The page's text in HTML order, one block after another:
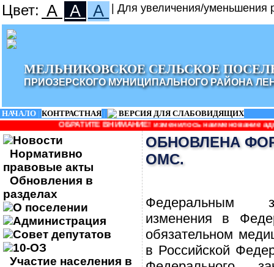
Цвет: A A A | Для увеличения/
МЕЛЬНИКОВСКОЕ СЕЛЬСКОЕ
ПРИОЗЕРСКОГО МУНИЦИПАЛЬНОГО РАЙОНА
НАЧАЛО | КОНТРАСТНАЯ |
ВЕРСИЯ ДЛЯ СЛАБОВИДЯЩИХ
ВНИМАНИЕ! изменилось наименование администрации:
Новости
Нормативно
правовые акты
Обновления в
разделах
О поселении
Администрация
Совет депутатов
10-ОЗ
Участие населения в
ОБНОВЛЕНА
ОМС.
Федеральным
изменения в
обязательном
в Российской